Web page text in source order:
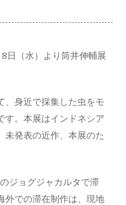
日（水）より筒井伸輔展
、身近で採集した虫をモ
す。本展はインドネシア
未発表の近作、本展のた
ジョグジャカルタで滞
外での滞在制作は、現地